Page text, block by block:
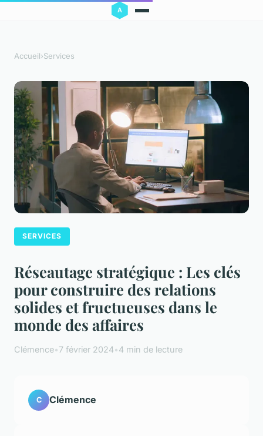
Accueil›Services
SERVICES
Réseautage stratégique : Les clés
pour construire des relations
solides et fructueuses dans le
monde des affaires
Clémence•7 février 2024•4 min de lecture
C Clémence